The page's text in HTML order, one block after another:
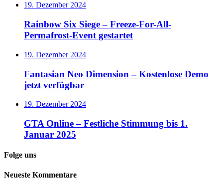
19. Dezember 2024
Rainbow Six Siege – Freeze-For-All-
Permafrost-Event gestartet
19. Dezember 2024
Fantasian Neo Dimension – Kostenlose Demo
jetzt verfügbar
19. Dezember 2024
GTA Online – Festliche Stimmung bis 1.
Januar 2025
Folge uns
Neueste Kommentare